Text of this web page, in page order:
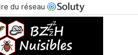
du réseau